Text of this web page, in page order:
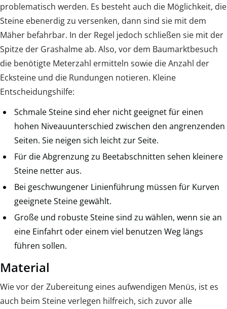
problematisch werden. Es besteht auch die Möglichkeit, die
Steine ebenerdig zu versenken, dann sind sie mit dem
Mäher befahrbar. In der Regel jedoch schließen sie mit der
Spitze der Grashalme ab. Also, vor dem Baumarktbesuch
die benötigte Meterzahl ermitteln sowie die Anzahl der
Ecksteine und die Rundungen notieren. Kleine
Entscheidungshilfe:
Schmale Steine sind eher nicht geeignet für einen
hohen Niveauunterschied zwischen den angrenzenden
Seiten. Sie neigen sich leicht zur Seite.
Für die Abgrenzung zu Beetabschnitten sehen kleinere
Steine netter aus.
Bei geschwungener Linienführung müssen für Kurven
geeignete Steine gewählt.
Große und robuste Steine sind zu wählen, wenn sie an
eine Einfahrt oder einem viel benutzen Weg längs
führen sollen.
Material
Wie vor der Zubereitung eines aufwendigen Menüs, ist es
auch beim Steine verlegen hilfreich, sich zuvor alle